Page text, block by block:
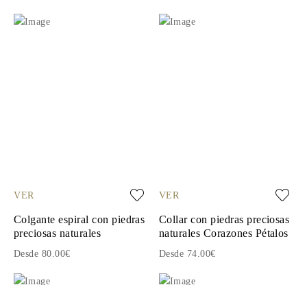
VER
Colgante espiral con piedras
preciosas naturales
Desde 80.00€
VER
Collar con piedras preciosas
naturales Corazones Pétalos
Desde 74.00€